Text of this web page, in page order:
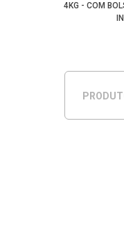
4KG - COM